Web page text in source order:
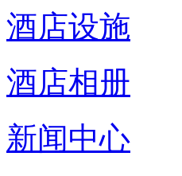
酒店设施
酒店相册
新闻中心